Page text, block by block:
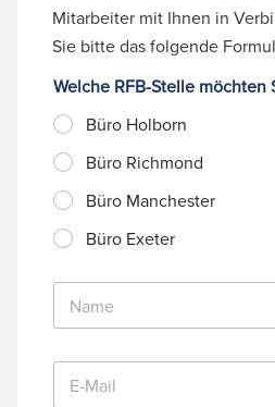
Mitarbeiter mit Ihnen in
Sie bitte das folgende
Welche RFB-Stelle möchten
Büro Holborn
Büro Richmond
Büro Manchester
Büro Exeter
N
m
E